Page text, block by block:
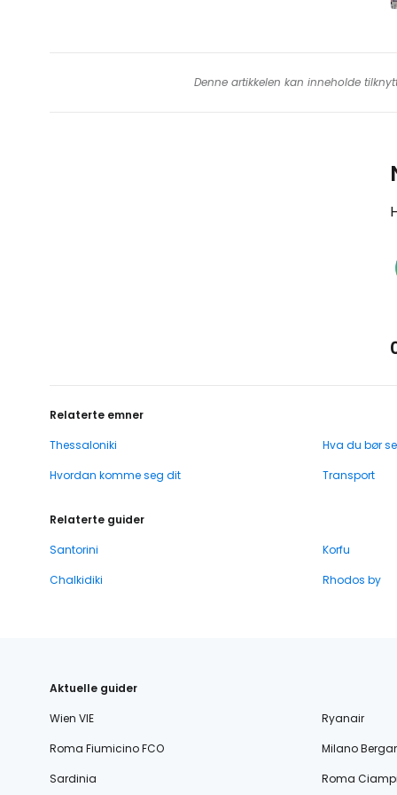
Denne artikkelen kan inneholde
Relaterte emner
Thessaloniki
Hva du bør se
Hvordan komme seg dit
Transport
Relaterte guider
Santorini
Korfu
Chalkidiki
Rhodos by
Aktuelle guider
Wien VIE
Ryanair
Roma Fiumicino FCO
Milano
Sardinia
Roma